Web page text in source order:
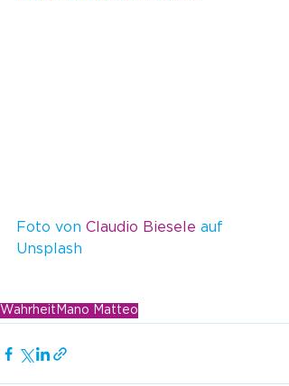
Foto von Claudio Biesele auf
Unsplash
Wahrheit Mano Matteo